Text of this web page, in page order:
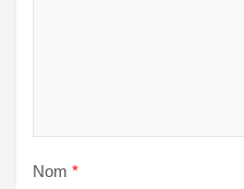
Nom *